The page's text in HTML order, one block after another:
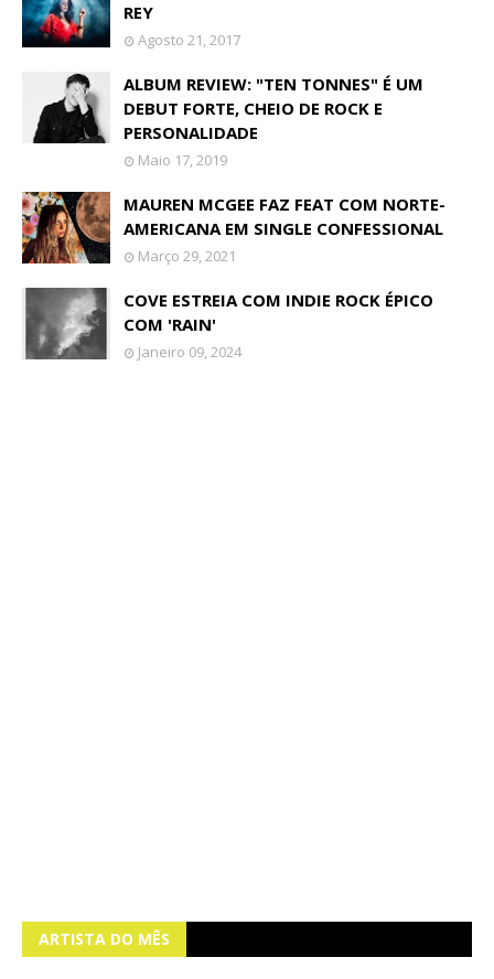
REY
Agosto 21, 2017
ALBUM REVIEW: "TEN TONNES" É UM
DEBUT FORTE, CHEIO DE ROCK E
PERSONALIDADE
Maio 17, 2019
MAUREN MCGEE FAZ FEAT COM NORTE-
AMERICANA EM SINGLE CONFESSIONAL
Março 29, 2021
COVE ESTREIA COM INDIE ROCK ÉPICO
COM 'RAIN'
Janeiro 09, 2024
ARTISTA DO MÊS